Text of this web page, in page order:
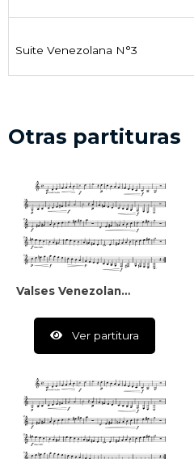
Suite Venezolana N°3
Otras partituras
Valses Venezolanos Y Criollos
Ver partitura